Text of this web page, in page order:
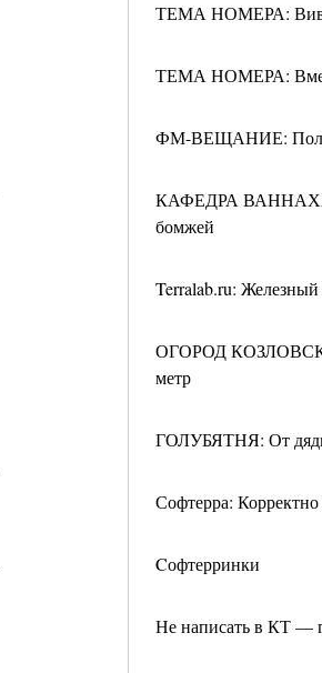
ТЕМА НОМЕРА:
ТЕМА НОМЕРА:
ФМ-ВЕЩАНИЕ:
КАФЕДРА
бомжей
Terralab.ru:
ОГОРОД
метр
ГОЛУБЯТНЯ: От
Софтерра:
Cофтерринки
Не написать в КТ —